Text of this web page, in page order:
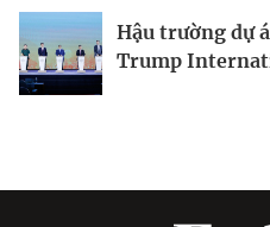
Hậu trường dự
Trump
Forbes Việt
doanh nổi bật
Để không phụ